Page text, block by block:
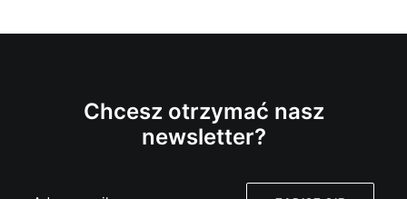
Chcesz otrzymać nasz
newsletter?